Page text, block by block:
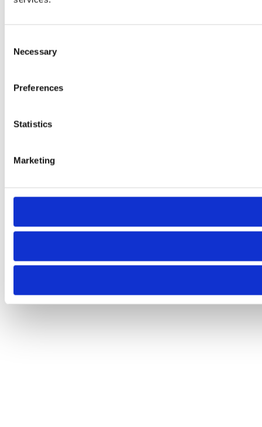
Selection
Necessary
Preferences
Statistics
Marketing